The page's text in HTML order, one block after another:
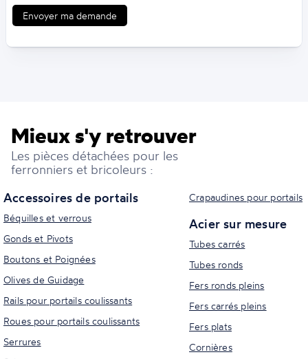
Envoyer ma demande
Mieux s'y retrouver
Les pièces détachées pour les
ferronniers et bricoleurs :
Accessoires de portails
Béquilles et verrous
Gonds et Pivots
Boutons et Poignées
Olives de Guidage
Rails pour portails coulissants
Roues pour portails coulissants
Serrures
Crapaudines pour portails
Acier sur mesure
Tubes carrés
Tubes ronds
Fers ronds pleins
Fers carrés pleins
Fers plats
Cornières